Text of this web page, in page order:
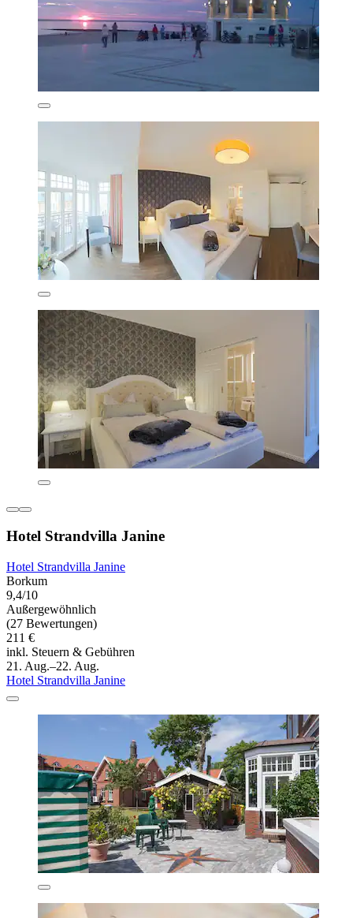
Hotel Strandvilla Janine
Hotel Strandvilla Janine
Borkum
9,4/10
Außergewöhnlich
(27 Bewertungen)
211 €
inkl. Steuern & Gebühren
21. Aug.–22. Aug.
Hotel Strandvilla Janine